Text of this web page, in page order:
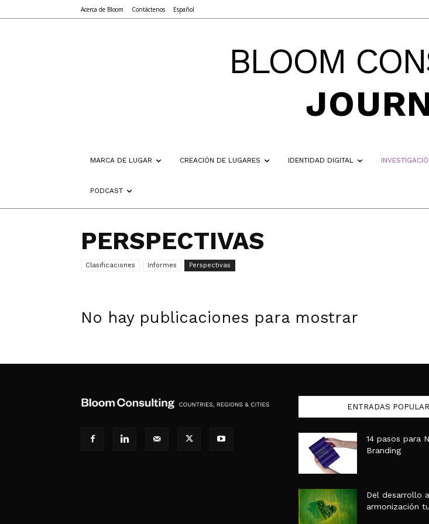
Acerca de Bloom Contáctenos Español
BLOOM
MARCA DE LUGAR CREACIÓN DE LUGARES IDENTIDAD DIGITAL
PODCAST
PERSPECTIVAS
Clasificaciones Informes Perspectivas
No hay publicaciones para mostrar
ENTRADAS
14 pasos para
Branding
Del desarrollo
armonización